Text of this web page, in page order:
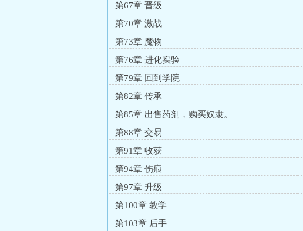
第67章 晋级
第70章 激战
第73章 魔物
第76章 进化实验
第79章 回到学院
第82章 传承
第85章 出售药剂，购买奴隶。
第88章 交易
第91章 收获
第94章 伤痕
第97章 升级
第100章 教学
第103章 后手